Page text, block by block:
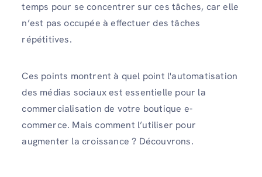
temps pour se concentrer sur ces tâches, car elle
n’est pas occupée à effectuer des tâches
répétitives.
Ces points montrent à quel point l'automatisation
des médias sociaux est essentielle pour la
commercialisation de votre boutique e-
commerce. Mais comment l’utiliser pour
augmenter la croissance ? Découvrons.